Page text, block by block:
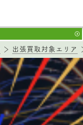
出張買取対象エリア